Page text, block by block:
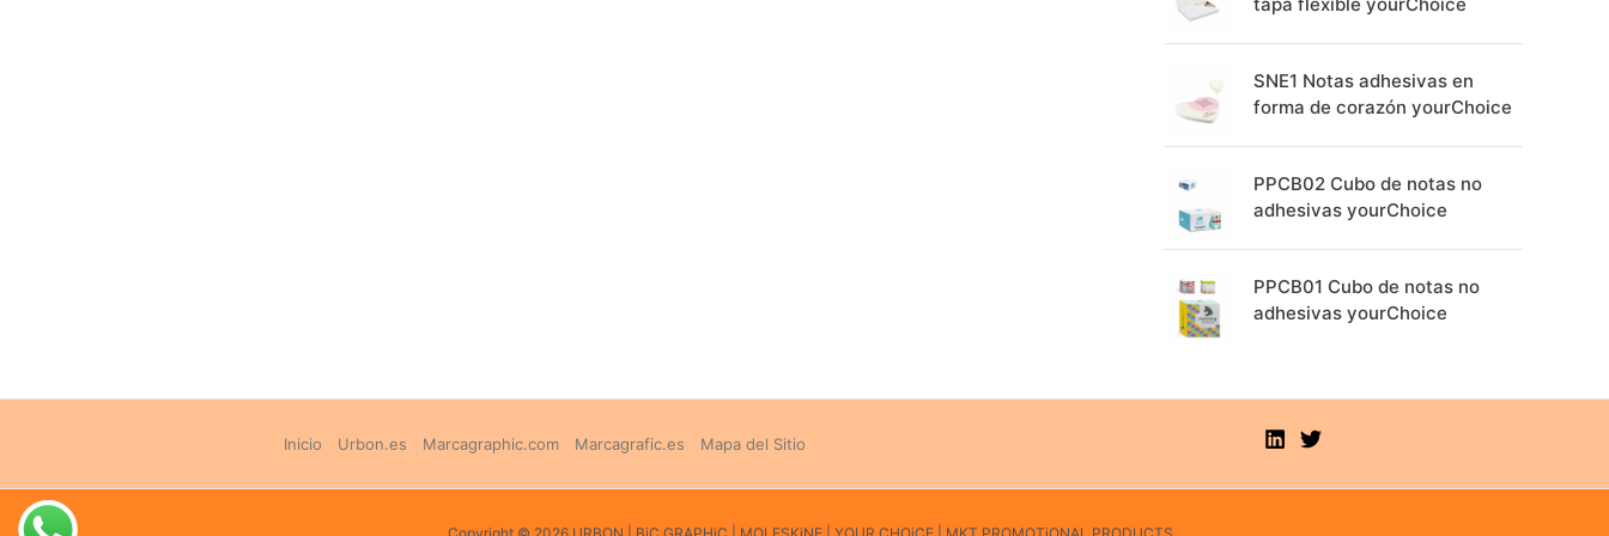
v
SNE1 Notas adhesivas en
forma de corazón yourChoice
PPCB02 Cubo de notas no
adhesivas yourChoice
PPCB01 Cubo de notas no
adhesivas yourChoice
Inicio Urbon.es Marcagraphic.com Marcagrafic.es Mapa del Sitio